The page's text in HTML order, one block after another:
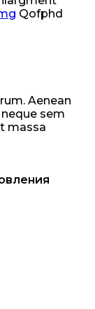
Qofphd
Aenean
sem
massa